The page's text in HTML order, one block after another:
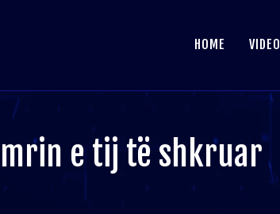
HOME VIDEO
e tij të shkruar